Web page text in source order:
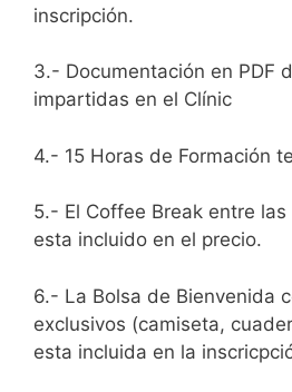
inscripción.
3.- Documentación en PDF
impartidas en el Clínic
4.- 15 Horas de Formación
5.- El Coffee Break entre
esta incluido en el precio.
6.- La Bolsa de Bienvenida
exclusivos (camiseta,
esta incluida en la